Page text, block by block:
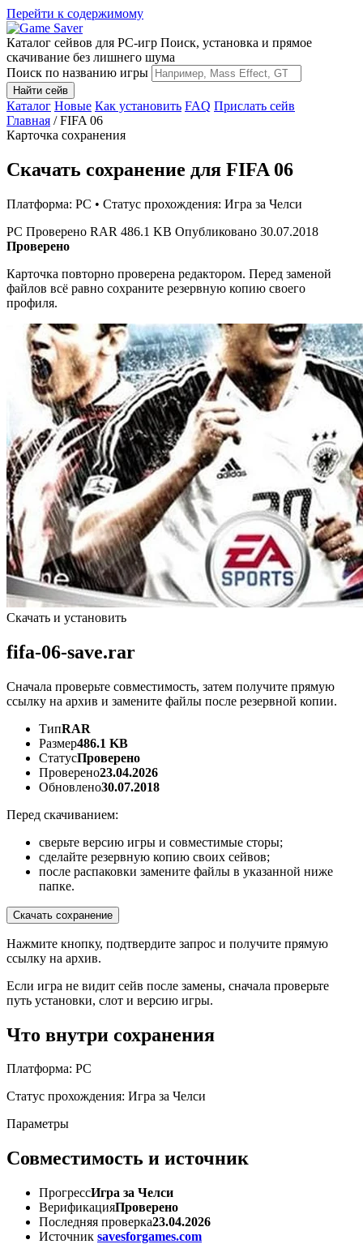
Перейти к содержимому
Каталог сейвов для PC-игр Поиск, установка и прямое
скачивание без лишнего шума
Поиск по названию игры
Найти сейв
Каталог Новые Как установить FAQ Прислать сейв
Главная / FIFA 06
Карточка сохранения
Скачать сохранение для FIFA 06
Платформа: PC • Статус прохождения: Игра за Челси
PC Проверено RAR 486.1 KB Опубликовано 30.07.2018
Проверено
Карточка повторно проверена редактором. Перед заменой
файлов всё равно сохраните резервную копию своего
профиля.
Скачать и установить
fifa-06-save.rar
Сначала проверьте совместимость, затем получите прямую
ссылку на архив и замените файлы после резервной копии.
ТипRAR
Размер486.1 KB
СтатусПроверено
Проверено23.04.2026
Обновлено30.07.2018
Перед скачиванием:
сверьте версию игры и совместимые сторы;
сделайте резервную копию своих сейвов;
после распаковки замените файлы в указанной ниже
папке.
Скачать сохранение
Нажмите кнопку, подтвердите запрос и получите прямую
ссылку на архив.
Если игра не видит сейв после замены, сначала проверьте
путь установки, слот и версию игры.
Что внутри сохранения
Платформа: PC
Статус прохождения: Игра за Челси
Параметры
Совместимость и источник
ПрогрессИгра за Челси
ВерификацияПроверено
Последняя проверка23.04.2026
Источник savesforgames.com